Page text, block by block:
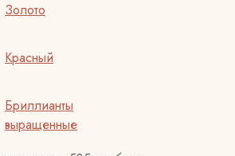
Золото
Красный
Бриллианты
выращенные